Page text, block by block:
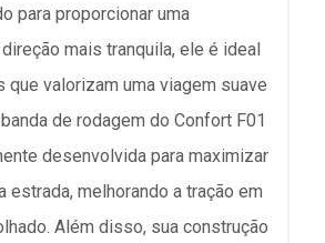
para proporcionar uma
mais tranquila, ele é ideal
que valorizam uma viagem suave
de rodagem do Confort F01
desenvolvida para maximizar
estrada, melhorando a tração em
Além disso, sua construção